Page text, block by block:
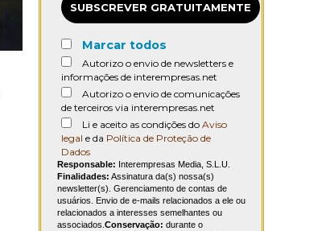
SUBSCREVER GRATUITAMENTE
Marcar todos
Autorizo o envio de newsletters e
informações de interempresas.net
Autorizo o envio de comunicações
de terceiros via interempresas.net
Li e aceito as condições do Aviso
legal e da Política de Proteção de
Dados
Responsable: Interempresas Media, S.L.U.
Finalidades: Assinatura da(s) nossa(s)
newsletter(s). Gerenciamento de contas de
usuários. Envio de e-mails relacionados a ele ou
relacionados a interesses semelhantes ou
associados. Conservação: durante o